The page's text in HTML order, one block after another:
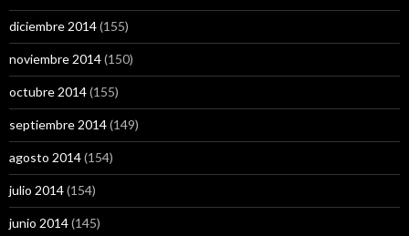
diciembre 2014(155)
noviembre 2014(150)
octubre 2014(155)
septiembre 2014(149)
agosto 2014(154)
julio 2014(154)
junio 2014(145)